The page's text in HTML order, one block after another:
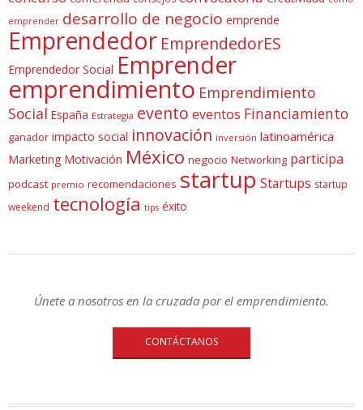
emprender desarrollo de negocio emprende
Emprendedor EmprendedorES
Emprendedor Social Emprender
emprendimiento Emprendimiento
Social España Estrategia evento eventos Financiamiento
ganador impacto social innovación inversión latinoamérica
Marketing Motivación México negocio Networking participa
podcast premio recomendaciones startup Startups startup
weekend tecnología tips éxito
Únete a nosotros en la cruzada por el emprendimiento.
CONTÁCTANOS